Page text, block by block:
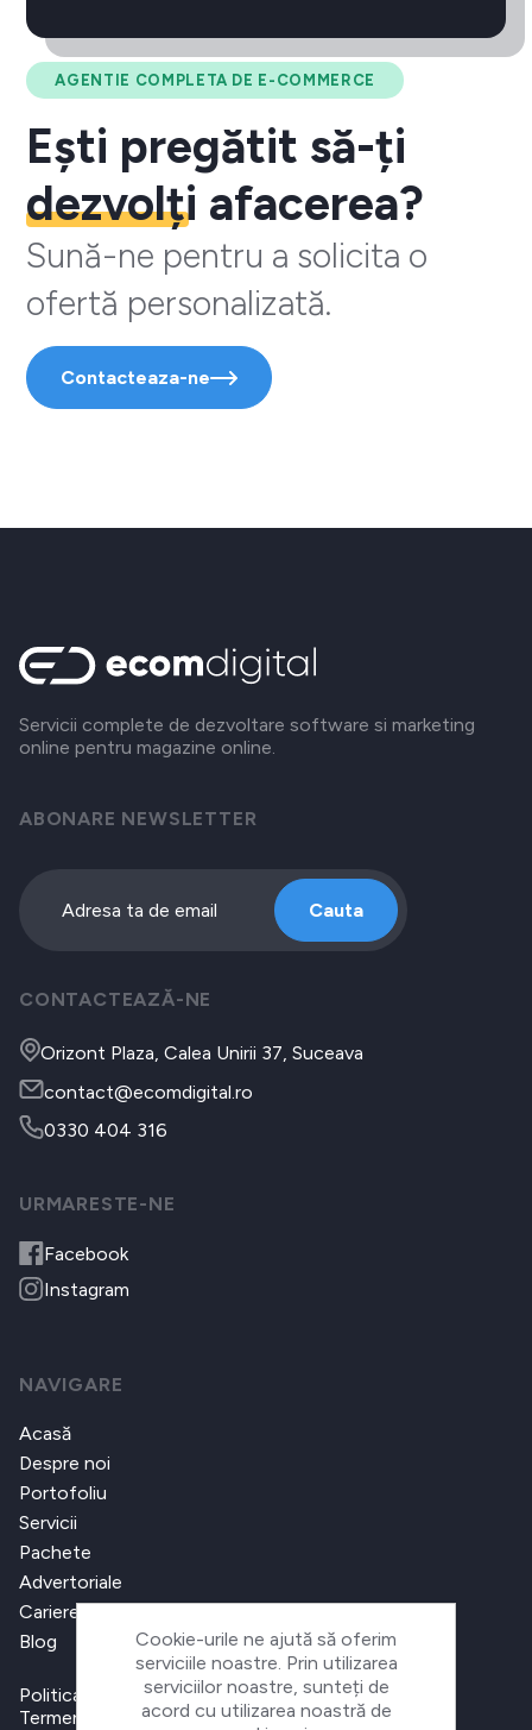
AGENTIE COMPLETA DE E-COMMERCE
Ești pregătit să-ți
dezvolți afacerea?
Sună-ne pentru a solicita o
ofertă personalizată.
Contacteaza-ne
Servicii complete de dezvoltare software si marketing
online pentru magazine online.
ABONARE NEWSLETTER
Cauta
CONTACTEAZĂ-NE
Orizont Plaza, Calea Unirii 37, Suceava
contact@ecomdigital.ro
0330 404 316
URMARESTE-NE
Facebook
Instagram
NAVIGARE
Acasă
Despre noi
Portofoliu
Servicii
Pachete
Advertoriale
Cariere
Blog
Politica de confidențialitate
Termeni și condiții
Cookie-urile ne ajută să oferim
serviciile noastre. Prin utilizarea
serviciilor noastre, sunteți de
acord cu utilizarea noastră de